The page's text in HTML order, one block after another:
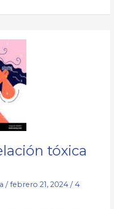
tóxica
/febrero 21, 2024/ 4